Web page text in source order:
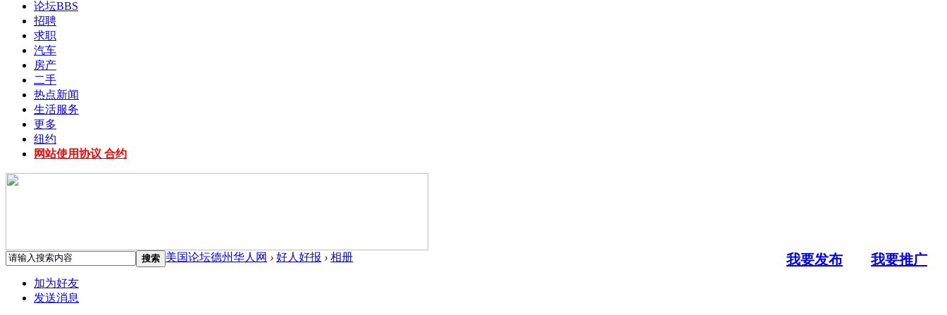
论坛BBS
招聘
求职
汽车
房产
二手
热点新闻
生活服务
更多
纽约
网站使用协议 合约
搜索 我要发布 我要推广
美国论坛德州华人网 › 好人好报 › 相册
加为好友
发送消息